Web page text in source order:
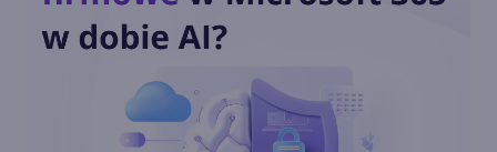
Microsoft rozszerza
aktualizacji Microsoft
Defender. VPN w pakiecie!